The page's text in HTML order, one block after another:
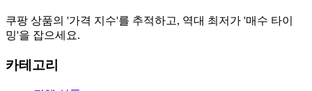
쿠팡 상품의 '가격 지수'를 추적하고, 역대 최저가 '매수 타이
밍'을 잡으세요.
카테고리